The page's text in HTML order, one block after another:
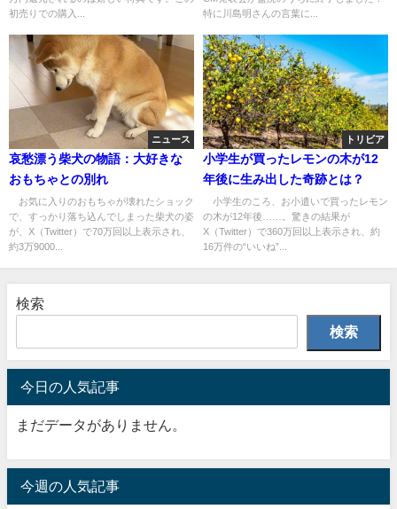
初売りでの購入...
特に川島明さんの言葉に...
ニュース
哀愁漂う柴犬の物語：大好きな
おもちゃとの別れ
お気に入りのおもちゃが壊れたショック
で、すっかり落ち込んでしまった柴犬の姿
が、X（Twitter）で70万回以上表示され、
約3万9000...
トリビア
小学生が買ったレモンの木が12
年後に生み出した奇跡とは？
小学生のころ、お小遣いで買ったレモン
の木が12年後……。驚きの結果が
X（Twitter）で360万回以上表示され、約
16万件の“いいね”...
検索
検索
今日の人気記事
まだデータがありません。
今週の人気記事